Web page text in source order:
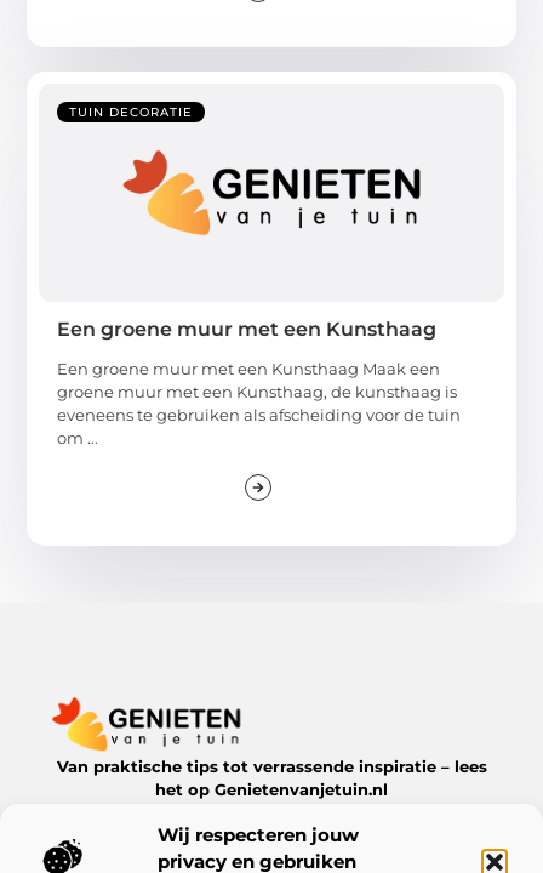
Wij respecteren jouw
privacy en gebruiken
TUIN DECORATIE
Een groene muur met een Kunsthaag
Een groene muur met een Kunsthaag Maak een
groene muur met een Kunsthaag, de kunsthaag is
eveneens te gebruiken als afscheiding voor de tuin
om ...
Van praktische tips tot verrassende inspiratie – lees
het op Genietenvanjetuin.nl
leefomgeving te bieden heeft.